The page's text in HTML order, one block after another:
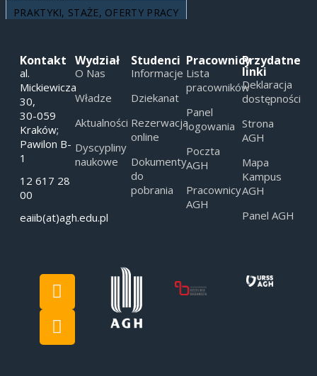
PRAKTYKI, STAŻE, OFERTY PRACY
Kontakt
al.
Mickiewicza
30,
30-059
Kraków;
Pawilon B-
1
12 617 28
00
eaiib(at)agh.edu.pl
Wydział
O Nas
Władze
Aktualności
Dyscypliny
naukowe
Studenci
Informacje
Dziekanat
Rezerwacja
online
Dokumenty
do
pobrania
Pracownicy
Lista
pracowników
Panel
logowania
Poczta
AGH
Pracownicy
AGH
Przydatne
linki
Deklaracja
dostępności
Strona
AGH
Mapa
Kampus
AGH
Panel AGH